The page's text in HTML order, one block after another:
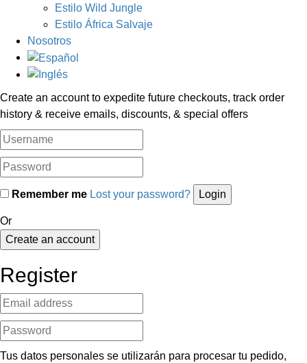
Estilo Wild Jungle
Estilo África Salvaje
Nosotros
Create an account to expedite future checkouts, track order
history & receive emails, discounts, & special offers
Remember me Lost your password?
Or
Create an account
Register
Tus datos personales se utilizarán para procesar tu pedido,